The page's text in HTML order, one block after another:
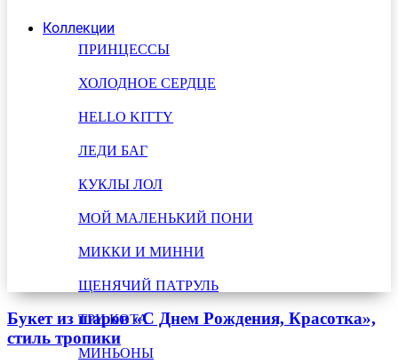
Коллекции
ПРИНЦЕССЫ
ХОЛОДНОЕ СЕРДЦЕ
HELLO KITTY
ЛЕДИ БАГ
КУКЛЫ ЛОЛ
МОЙ МАЛЕНЬКИЙ ПОНИ
МИККИ И МИННИ
ЩЕНЯЧИЙ ПАТРУЛЬ
ТРИ КОТА
МИНЬОНЫ
Букет из шаров «С Днем Рождения, Красотка»,
стиль тропики